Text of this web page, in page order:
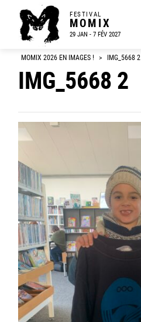
FESTIVAL
MOMIX
29 JAN - 7 FÉV 2027
MOMIX 2026 EN IMAGES ! > IMG_5668 2
IMG_5668 2